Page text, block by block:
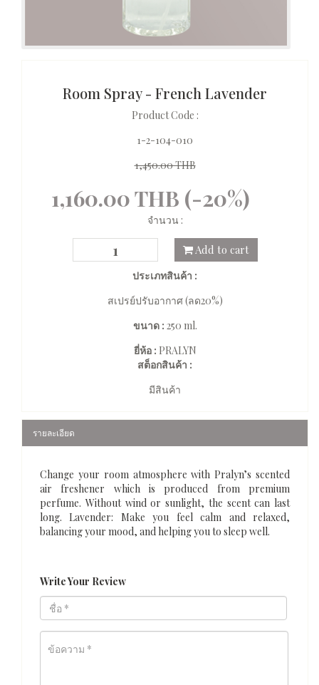
Room Spray - French Lavender
Product Code :
1-2-104-010
1,450.00 THB
1,160.00 THB (-20%)
จำนวน :
Add to cart
ประเภทสินค้า :
สเปรย์ปรับอากาศ (ลด20%)
ขนาด : 250 ml.
ยี่ห้อ : PRALYN
สต็อกสินค้า :
มีสินค้า
รายละเอียด
Change your room atmosphere with Pralyn’s scented
air freshener which is produced from premium
perfume. Without wind or sunlight, the scent can last
long. Lavender: Make you feel calm and relaxed,
balancing your mood, and helping you to sleep well.
Write Your Review